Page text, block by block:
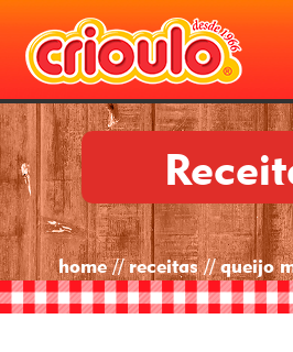
home // receitas // queijo